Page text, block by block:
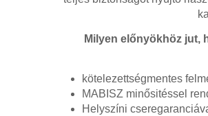
Milyen előnyökhöz jut,
kötelezettségmentes
MABISZ minősitéssel
Helyszíni